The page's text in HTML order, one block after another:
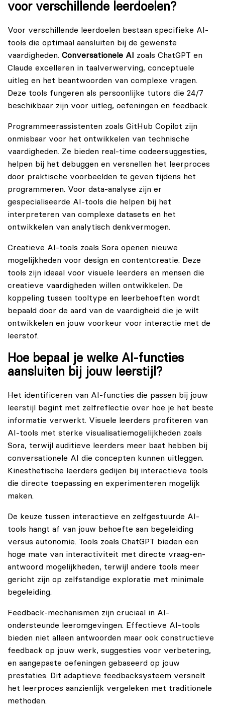
voor verschillende leerdoelen?
Voor verschillende leerdoelen bestaan specifieke AI-
tools die optimaal aansluiten bij de gewenste
vaardigheden. Conversationele AI zoals ChatGPT en
Claude excelleren in taalverwerving, conceptuele
uitleg en het beantwoorden van complexe vragen.
Deze tools fungeren als persoonlijke tutors die 24/7
beschikbaar zijn voor uitleg, oefeningen en feedback.
Programmeerassistenten zoals GitHub Copilot zijn
onmisbaar voor het ontwikkelen van technische
vaardigheden. Ze bieden real-time codeersuggesties,
helpen bij het debuggen en versnellen het leerproces
door praktische voorbeelden te geven tijdens het
programmeren. Voor data-analyse zijn er
gespecialiseerde AI-tools die helpen bij het
interpreteren van complexe datasets en het
ontwikkelen van analytisch denkvermogen.
Creatieve AI-tools zoals Sora openen nieuwe
mogelijkheden voor design en contentcreatie. Deze
tools zijn ideaal voor visuele leerders en mensen die
creatieve vaardigheden willen ontwikkelen. De
koppeling tussen tooltype en leerbehoeften wordt
bepaald door de aard van de vaardigheid die je wilt
ontwikkelen en jouw voorkeur voor interactie met de
leerstof.
Hoe bepaal je welke AI-functies
aansluiten bij jouw leerstijl?
Het identificeren van AI-functies die passen bij jouw
leerstijl begint met zelfreflectie over hoe je het beste
informatie verwerkt. Visuele leerders profiteren van
AI-tools met sterke visualisatiemogelijkheden zoals
Sora, terwijl auditieve leerders meer baat hebben bij
conversationele AI die concepten kunnen uitleggen.
Kinesthetische leerders gedijen bij interactieve tools
die directe toepassing en experimenteren mogelijk
maken.
De keuze tussen interactieve en zelfgestuurde AI-
tools hangt af van jouw behoefte aan begeleiding
versus autonomie. Tools zoals ChatGPT bieden een
hoge mate van interactiviteit met directe vraag-en-
antwoord mogelijkheden, terwijl andere tools meer
gericht zijn op zelfstandige exploratie met minimale
begeleiding.
Feedback-mechanismen zijn cruciaal in AI-
ondersteunde leeromgevingen. Effectieve AI-tools
bieden niet alleen antwoorden maar ook constructieve
feedback op jouw werk, suggesties voor verbetering,
en aangepaste oefeningen gebaseerd op jouw
prestaties. Dit adaptieve feedbacksysteem versnelt
het leerproces aanzienlijk vergeleken met traditionele
methoden.